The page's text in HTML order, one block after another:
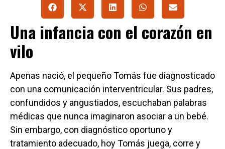
Una infancia con el corazón en
vilo
Apenas nació, el pequeño Tomás fue diagnosticado
con una comunicación interventricular. Sus padres,
confundidos y angustiados, escuchaban palabras
médicas que nunca imaginaron asociar a un bebé.
Sin embargo, con diagnóstico oportuno y
tratamiento adecuado, hoy Tomás juega, corre y